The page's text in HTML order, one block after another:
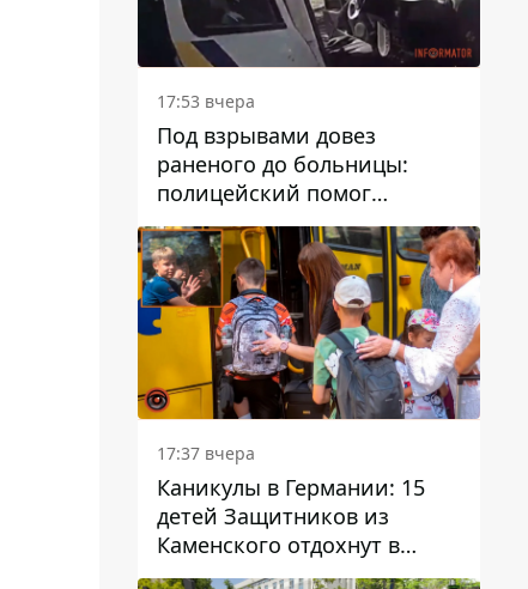
17:53 вчера
Под взрывами довез
раненого до больницы:
полицейский помог
пострадавшему после атаки
на Каменский район
17:37 вчера
Каникулы в Германии: 15
детей Защитников из
Каменского отдохнут в
Вуппертале